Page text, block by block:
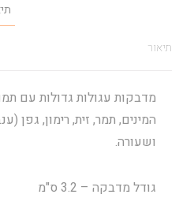
תיאור
מדבקות עגולות גדולות עם
המינים, תמר, זית, רימון, גפן
ושעורה.
גודל מדבקה – 3.2 ס"מ